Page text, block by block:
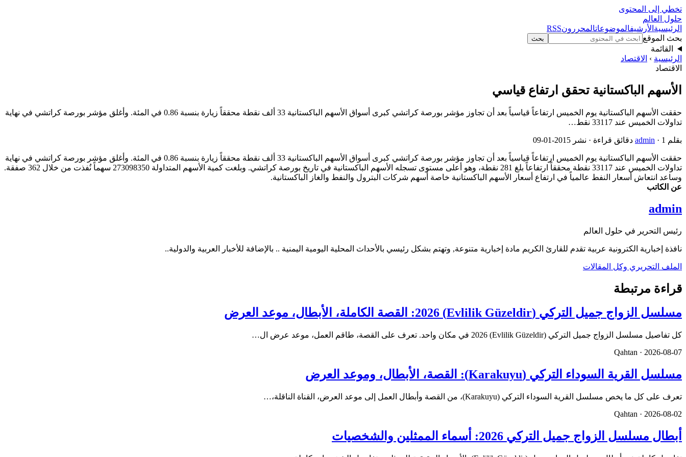
تخطي إلى المحتوى
حلول العالم
الرئيسية الأرشيفالموضوعاتالمحررونRSS
بحث الموقع
بحث
القائمة
الرئيسية › الاقتصاد
الاقتصاد
الأسهم الباكستانية تحقق ارتفاع قياسي
حققت الأسهم الباكستانية يوم الخميس ارتفاعاً قياسياً بعد أن تجاوز مؤشر بورصة كراتشي كبرى أسواق الأسهم الباكستانية 33 ألف نقطة محققاً زيارة بنسبة 0.86 في المئة. وأغلق مؤشر بورصة كراتشي في نهاية
تداولات الخميس عند 33117 نقط…
بقلم admin · 1 دقائق قراءة · نشر 2015-01-09
حققت الأسهم الباكستانية يوم الخميس ارتفاعاً قياسياً بعد أن تجاوز مؤشر بورصة كراتشي كبرى أسواق الأسهم الباكستانية 33 ألف نقطة محققاً زيارة بنسبة 0.86 في المئة. وأغلق مؤشر بورصة كراتشي في نهاية
تداولات الخميس عند 33117 نقطة محققاً ارتفاعاً بلغ 281 نقطة، وهو أعلى مستوى تسجله الأسهم الباكستانية في تاريخ بورصة كراتشي. وبلغت كمية الأسهم المتداولة 273098350 سهماً نُفذت من خلال 362 صفقة.
وساعد انتعاش أسعار النفط عالمياً في ارتفاع أسعار الأسهم الباكستانية خاصة أسهم شركات البترول والنفط والغاز الباكستانية.
عن الكاتب
admin
رئيس التحرير في حلول العالم
نافذة إخبارية الكترونية عربية تقدم للقارئ الكريم مادة إخبارية متنوعة, وتهتم بشكل رئيسي بالأحداث المحلية اليومية اليمنية .. بالإضافة للأخبار العربية والدولية..
الملف التحريري وكل المقالات
قراءة مرتبطة
مسلسل الزواج جميل التركي (Evlilik Güzeldir) 2026: القصة الكاملة، الأبطال، موعد العرض
كل تفاصيل مسلسل الزواج جميل التركي (Evlilik Güzeldir) 2026 في مكان واحد. تعرف على القصة، طاقم العمل، موعد عرض ال…
Qahtan · 2026-08-07
مسلسل القرية السوداء التركي (Karakuyu): القصة، الأبطال، وموعد العرض
تعرف على كل ما يخص مسلسل القرية السوداء التركي (Karakuyu)، من القصة وأبطال العمل إلى موعد العرض، القناة الناقلة،…
Qahtan · 2026-08-02
أبطال مسلسل الزواج جميل التركي 2026: أسماء الممثلين والشخصيات